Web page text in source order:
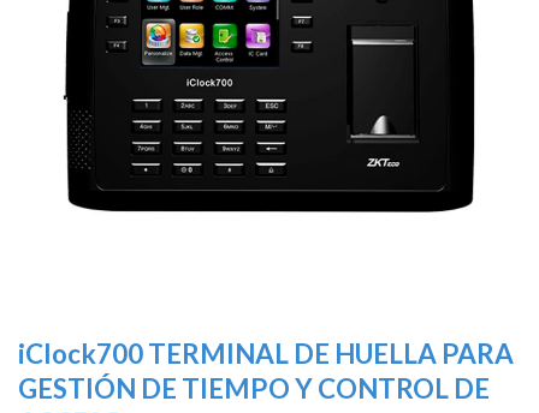
iClock700 TERMINAL DE HUELLA PARA
GESTIÓN DE TIEMPO Y CONTROL DE